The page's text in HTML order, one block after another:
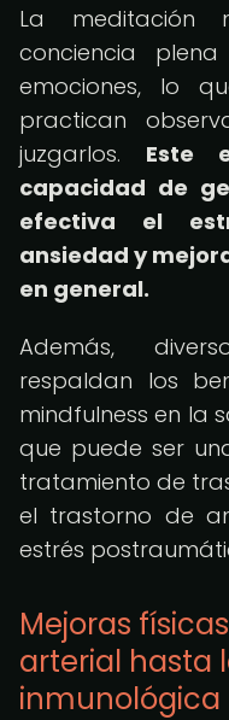
La meditación
conciencia
emociones, lo
practican
juzgarlos. Este
capacidad de
efectiva el
ansiedad y
en general.
Además,
respaldan los
mindfulness en la
que puede ser
tratamiento de
el trastorno de
estrés
Mejoras
arterial hasta
inmunológica